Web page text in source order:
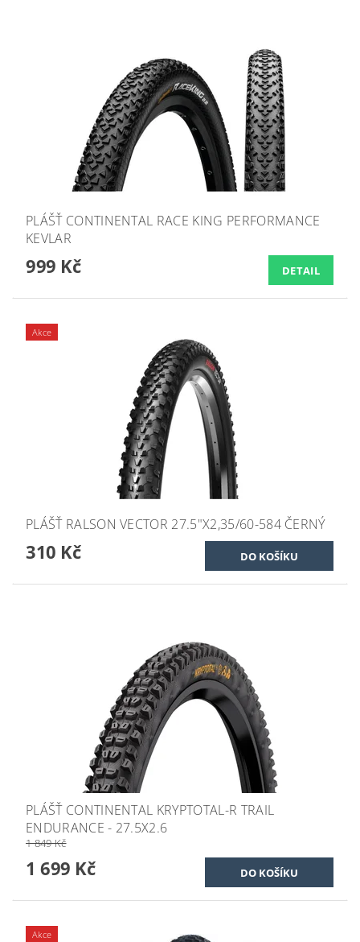
PLÁŠŤ CONTINENTAL RACE KING PERFORMANCE
KEVLAR
999 Kč DETAIL
Akce
PLÁŠŤ RALSON VECTOR 27.5"X2,35/60-584 ČERNÝ
310 Kč
PLÁŠŤ CONTINENTAL KRYPTOTAL-R TRAIL
ENDURANCE - 27.5X2.6
1 849 Kč
1 699 Kč
Akce